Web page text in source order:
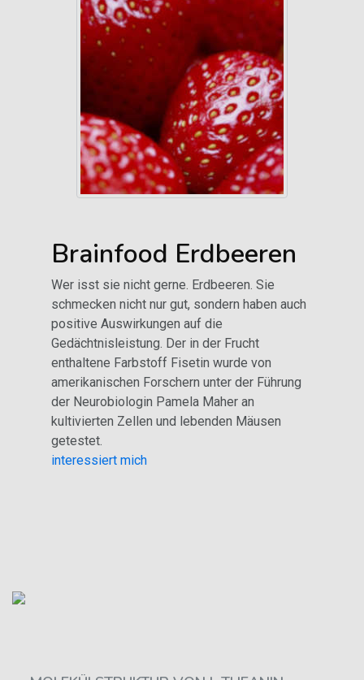
Brainfood Erdbeeren
Wer isst sie nicht gerne. Erdbeeren. Sie
schmecken nicht nur gut, sondern haben auch
positive Auswirkungen auf die
Gedächtnisleistung. Der in der Frucht
enthaltene Farbstoff Fisetin wurde von
amerikanischen Forschern unter der Führung
der Neurobiologin Pamela Maher an
kultivierten Zellen und lebenden Mäusen
getestet.
interessiert mich